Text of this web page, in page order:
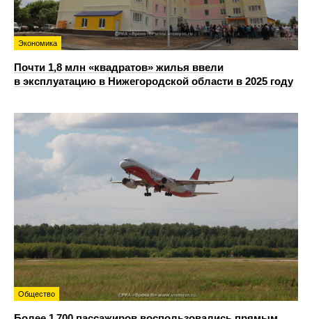
Экономика
Почти 1,8 млн «квадратов» жилья ввели
в эксплуатацию в Нижегородской области в 2025 году
Общество